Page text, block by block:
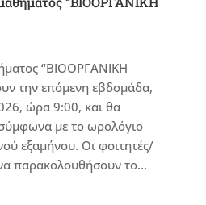
“ΒΙΟΟΡΓΑΝΙΚΗ
την επόμενη εβδομάδα,
ώρα 9:00, και θα
με το ωρολόγιο
εξαμήνου. Οι φοιτητές/
παρακολουθήσουν το...